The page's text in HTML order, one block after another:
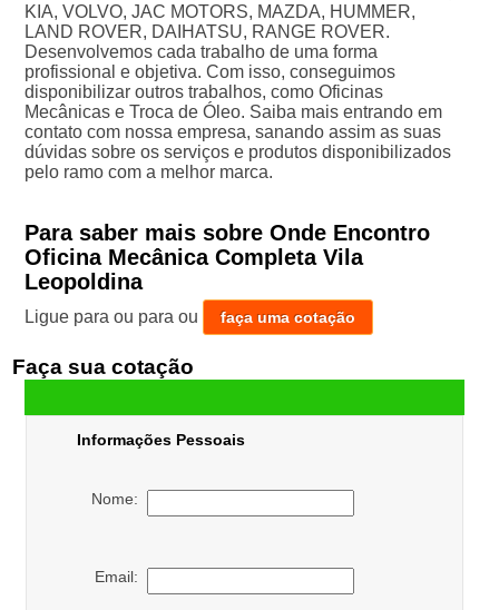
KIA, VOLVO, JAC MOTORS, MAZDA, HUMMER,
LAND ROVER, DAIHATSU, RANGE ROVER.
Desenvolvemos cada trabalho de uma forma
profissional e objetiva. Com isso, conseguimos
disponibilizar outros trabalhos, como Oficinas
Mecânicas e Troca de Óleo. Saiba mais entrando em
contato com nossa empresa, sanando assim as suas
dúvidas sobre os serviços e produtos disponibilizados
pelo ramo com a melhor marca.
Para saber mais sobre Onde Encontro
Oficina Mecânica Completa Vila
Leopoldina
Ligue para ou para ou faça uma cotação
Faça sua cotação
Informações Pessoais
Nome:
Email: